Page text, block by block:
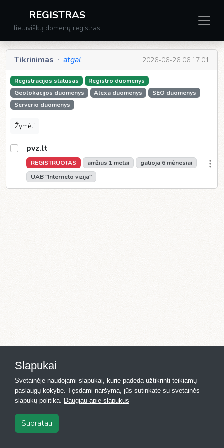
REGISTRAS
lietuviškų domenų registras
Tikrinimas · atgal 2026-06-26 06:17:01
Registracijos statusas
Registro duomenys
Geolokacijos duomenys
Alexa duomenys
SEO duomenys
Serverio duomenys
Žymėti
pvz.lt
REGISTRUOTAS amžius 1 metai
galioja 6 mėnesiai
UAB "Interneto vizija"
2026
Slapukai
Svetainėje naudojami slapukai, kurie padeda užtikrinti teikiamų
paslaugų kokybę. Tęsdami naršymą, jūs sutinkate su svetainės
slapukų politika. Daugiau apie slapukus
Supratau